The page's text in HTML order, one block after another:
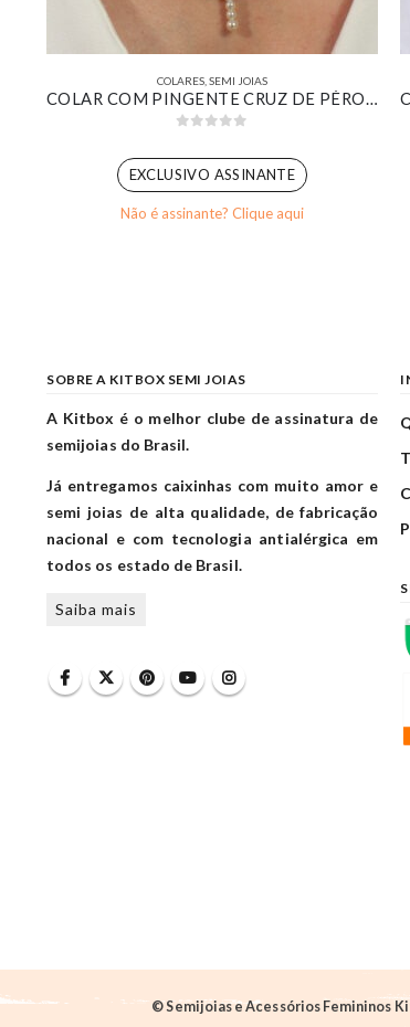
COLARES SEMI JOIAS
COLAR COM PINGENTE CRUZ DE PÉROLAS TAMANHO MÉDIO BANHADO EM OURO 18K
EXCLUSIVO ASSINANTE
Não é assinante? Clique aqui
SOBRE A KITBOX SEMI JOIAS
A Kitbox é o melhor clube de assinatura de
semijoias do Brasil.
Já entregamos caixinhas com muito amor e
semi joias de alta qualidade, de fabricação
nacional e com tecnologia antialérgica em
todos os estado de Brasil.
Saiba mais
© Semijoias e Acessórios Femininos